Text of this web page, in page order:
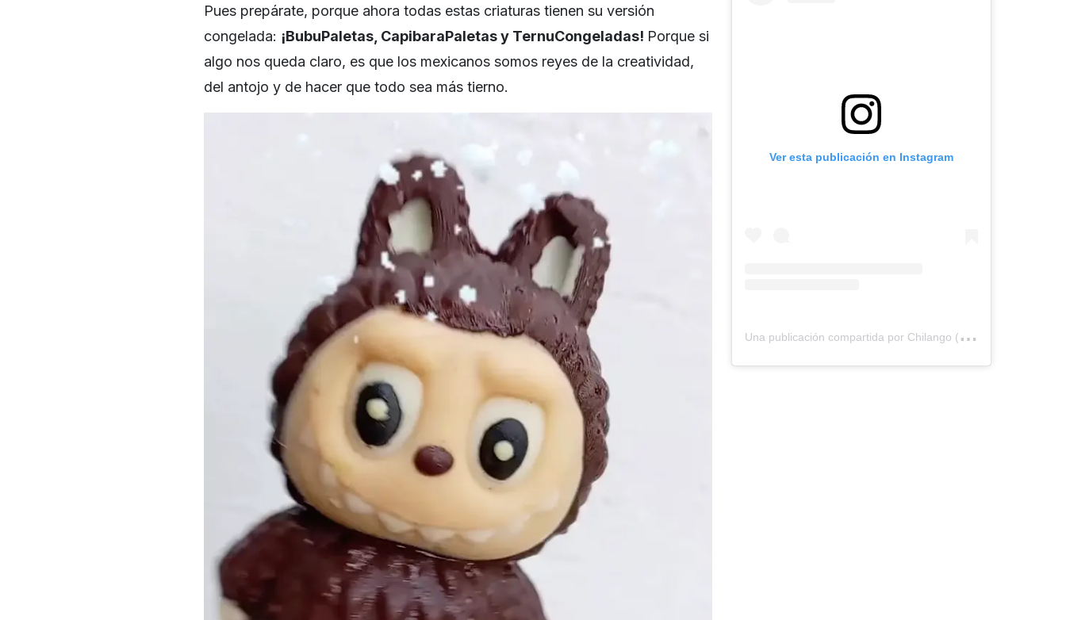
Pues prepárate, porque ahora todas estas criaturas tienen su versión
congelada: ¡BubuPaletas, CapibaraPaletas y TernuCongeladas! Porque si
algo nos queda claro, es que los mexicanos somos reyes de la creatividad,
del antojo y de hacer que todo sea más tierno.
Ver esta publicación en Instagram
U
na publicación compartida por Chilango (@chilangocom)